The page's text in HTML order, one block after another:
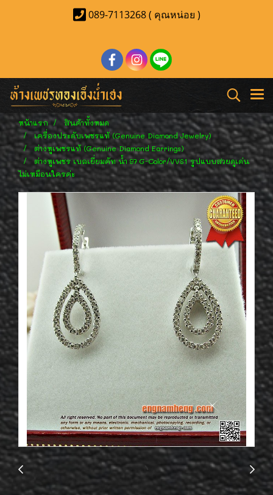
089-7113268 ( คุณหน่อย )
หน้าแรก
สินค้าทั้งหมด
เครื่องประดับเพชรแท้ (Genuine Diamond Jewelry)
ต่างหูเพชรแท้ (Genuine Diamond Earrings)
ต่างหูเพชร เบลเยี่ยมคัท น้ำ 97 G-Color/VVS1 รูปแบบสวยดูเด่น
ไม่เหมือนใครค่ะ